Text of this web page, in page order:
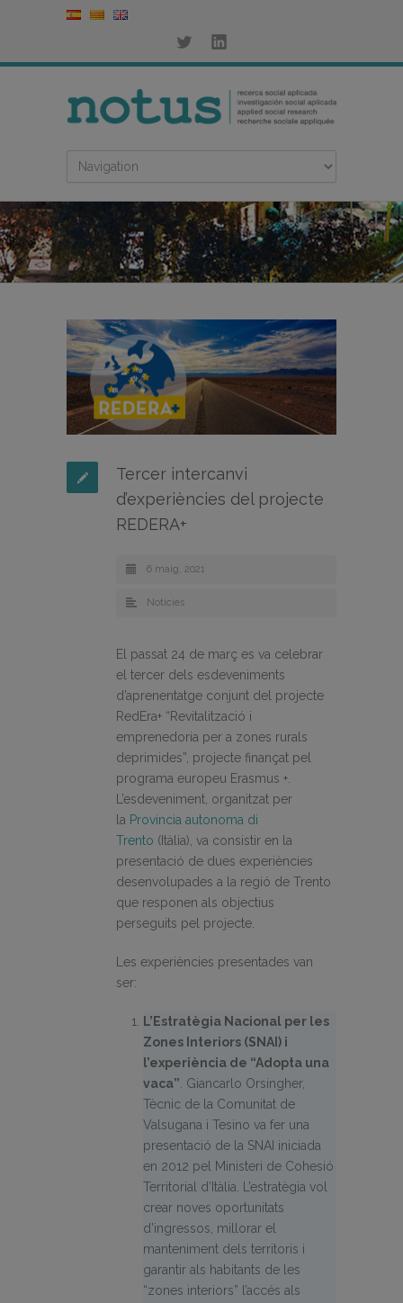
Tercer intercanvi
d’experiències del projecte
REDERA+
6 maig, 2021
Noticies
El passat 24 de març es va celebrar
el tercer dels esdeveniments
d’aprenentatge conjunt del projecte
RedEra+ “Revitalització i
emprenedoria per a zones rurals
deprimides”, projecte finançat pel
programa europeu Erasmus +.
L’esdeveniment, organitzat per
la Provincia autonoma di
Trento (Itàlia), va consistir en la
presentació de dues experiències
desenvolupades a la regió de Trento
que responen als objectius
perseguits pel projecte.
Les experiències presentades van
ser:
L’Estratègia Nacional per les
Zones Interiors (SNAI) i
l’experiència de “Adopta una
vaca”. Giancarlo Orsingher,
Tècnic de la Comunitat de
Valsugana i Tesino va fer una
presentació de la SNAI iniciada
en 2012 pel Ministeri de Cohesió
Territorial d’Itàlia. L’estratègia vol
crear noves oportunitats
d’ingressos, millorar el
manteniment dels territoris i
garantir als habitants de les
“zones interiors” l’accés als